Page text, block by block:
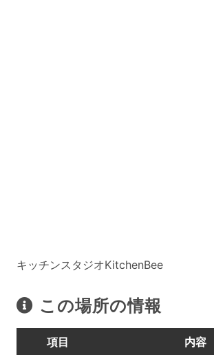
キッチンスタジオKitchenBee
この場所の情報
項目
内容